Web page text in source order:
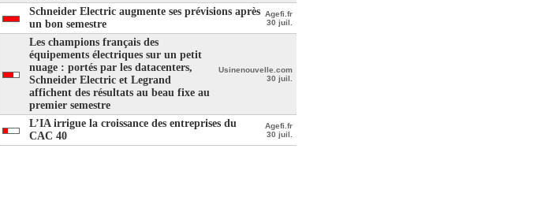
Schneider Electric augmente ses prévisions après
un bon semestre
Agefi.fr
30 juil.
Les champions français des
équipements électriques sur un petit
nuage : portés par les datacenters,
Schneider Electric et Legrand
affichent des résultats au beau fixe au
premier semestre
Usinenouvelle.com
30 juil.
L’IA irrigue la croissance des entreprises du
CAC 40
Agefi.fr
30 juil.